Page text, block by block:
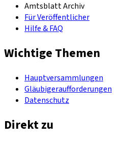
Amtsblatt Archiv
Für Veröffentlicher
Hilfe & FAQ
Wichtige Themen
Hauptversammlungen
Gläubigeraufforderungen
Datenschutz
Direkt zu